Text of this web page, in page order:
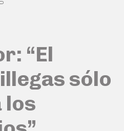
“El
sólo
los